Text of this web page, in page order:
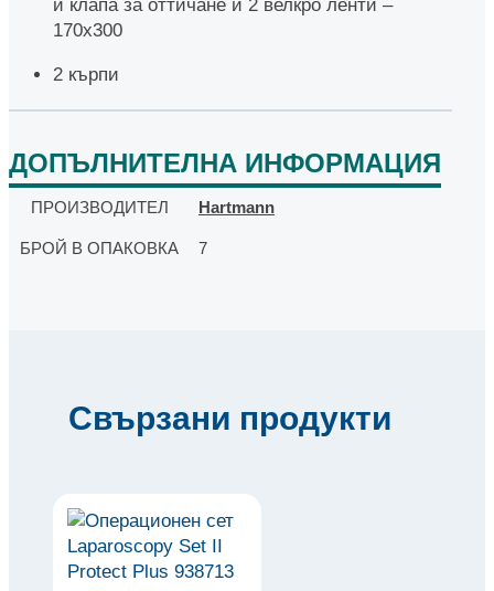
и клапа за оттичане и 2 велкро ленти –
170х300
2 кърпи
ДОПЪЛНИТЕЛНА ИНФОРМАЦИЯ
ПРОИЗВОДИТЕЛ Hartmann
БРОЙ В ОПАКОВКА 7
Свързани продукти